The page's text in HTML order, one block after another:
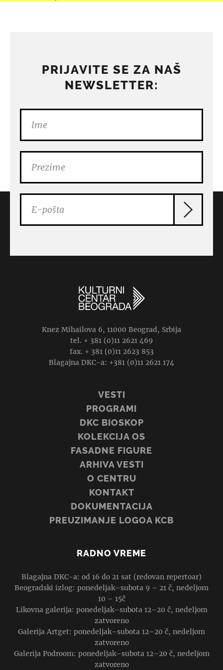
PRIJAVITE SE ZA NAŠ
NEWSLETTER:
Knez Mihailova 6, 11000 Beograd, Srbija
tel. + 381 (0)11 2621 469
fax. + 381 (0)11 2623 853
Blagajna DKC-a: +381 (0)11 2621 174
VESTI
PROGRAMI
DKC BIOSKOP
KOLEKCIJA OS
FASADNE FIGURE
ARHIVA VESTI
O CENTRU
KONTAKT
DOKUMENTACIJA
PREUZIMANJE LOGOA KCB
RADNO VREME
Blagajna DKC-a: od 16 do 21 sat (redovan repertoar)
Beogradski izlog: ponedeljak–subota 9 – 21 č, nedeljom
10 – 15č
Likovna galerija: ponedeljak–subota 12–20 č, nedeljom
zatvoreno
Galerija Artget: ponedeljak–subota 12–20 č, nedeljom
zatvoreno
Galerija Podroom: ponedeljak–subota 12–20 č, nedeljom
zatvoreno